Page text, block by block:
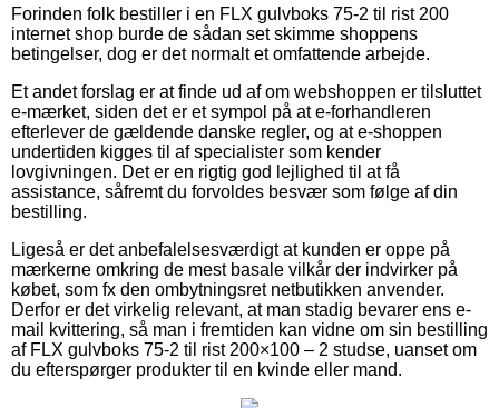
Forinden folk bestiller i en FLX gulvboks 75-2 til rist 200
internet shop burde de sådan set skimme shoppens
betingelser, dog er det normalt et omfattende arbejde.
Et andet forslag er at finde ud af om webshoppen er tilsluttet
e-mærket, siden det er et sympol på at e-forhandleren
efterlever de gældende danske regler, og at e-shoppen
undertiden kigges til af specialister som kender
lovgivningen. Det er en rigtig god lejlighed til at få
assistance, såfremt du forvoldes besvær som følge af din
bestilling.
Ligeså er det anbefalelsesværdigt at kunden er oppe på
mærkerne omkring de mest basale vilkår der indvirker på
købet, som fx den ombytningsret netbutikken anvender.
Derfor er det virkelig relevant, at man stadig bevarer ens e-
mail kvittering, så man i fremtiden kan vidne om sin bestilling
af FLX gulvboks 75-2 til rist 200×100 – 2 studse, uanset om
du efterspørger produkter til en kvinde eller mand.